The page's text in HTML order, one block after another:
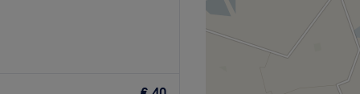
più esclusivi di
Bausano Beauty Space ha